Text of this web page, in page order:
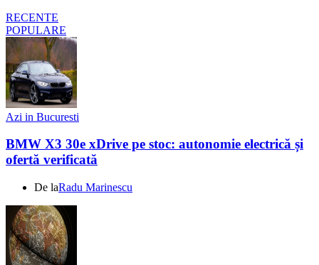
RECENTE
POPULARE
Azi in Bucuresti
BMW X3 30e xDrive pe stoc: autonomie electrică și
ofertă verificată
De laRadu Marinescu